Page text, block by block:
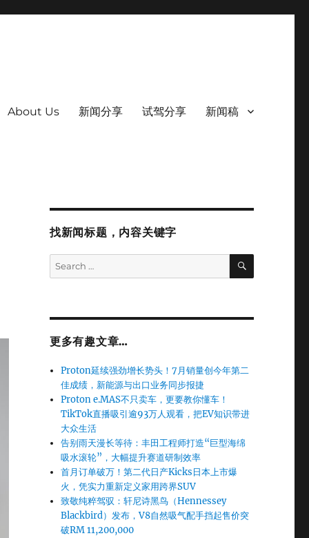
About Us 新闻分享 试驾分享 新闻稿
找新闻标题，内容关键字
Search
for:
SEARCH
更多有趣文章…
Proton延续强劲增长势头！7月销量创今年第二
佳成绩，新能源与出口业务同步报捷
Proton e.MAS不只卖车，更要教你懂车！
TikTok直播吸引逾93万人观看，把EV知识带进
大众生活
告别雨天漫长等待：丰田工程师打造“巨型海绵
吸水滚轮”，大幅提升赛道研制效率
首月订单破万！第二代日产Kicks日本上市爆
火，凭实力重新定义家用跨界SUV
致敬纯粹驾驭：轩尼诗黑鸟（Hennessey
Blackbird）发布，V8自然吸气配手挡起售价突
破RM 11,200,000